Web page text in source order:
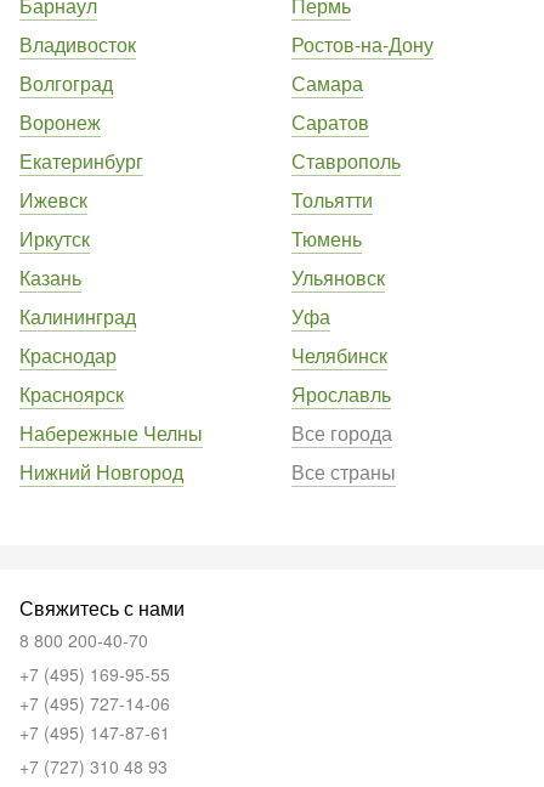
Владивосток
Волгоград
Воронеж
Екатеринбург
Ижевск
Иркутск
Казань
Калининград
Краснодар
Красноярск
Набережные Челны
Нижний Новгород
Ростов-на-Дону
Самара
Саратов
Ставрополь
Тольятти
Тюмень
Ульяновск
Уфа
Челябинск
Ярославль
Все города
Все страны
Свяжитесь с нами
8 800 200-40-70
+7 (495) 169-95-55
+7 (495) 727-14-06
+7 (495) 147-87-61
+7 (727) 310 48 93